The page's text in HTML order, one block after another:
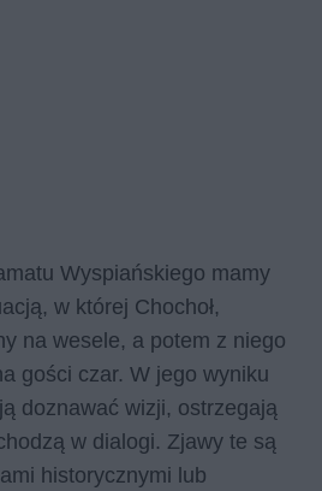
Wyspiańskiego mamy
w której Chochoł,
na wesele, a potem z niego
gości czar. W jego wyniku
doznawać wizji, ostrzegają
w dialogi. Zjawy te są
historycznymi lub